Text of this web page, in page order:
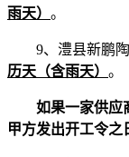
雨天） 。
9、澧县新鹏
历天（含雨天） 。
如果一家供应
甲方发出开工令之